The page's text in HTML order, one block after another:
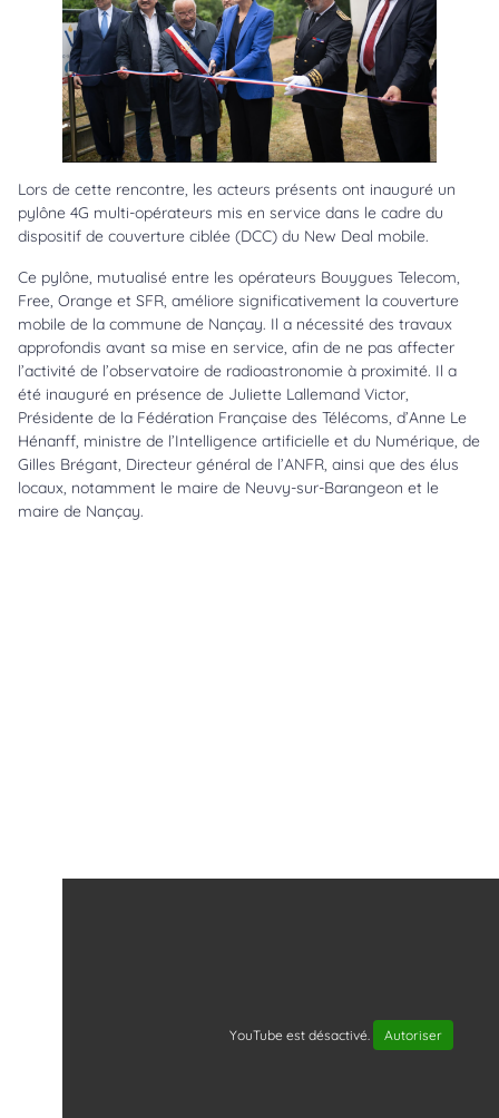
Lors de cette rencontre, les acteurs présents ont inauguré un
pylône 4G multi-opérateurs mis en service dans le cadre du
dispositif de couverture ciblée (DCC) du New Deal mobile.
Ce pylône, mutualisé entre les opérateurs Bouygues Telecom,
Free, Orange et SFR, améliore significativement la couverture
mobile de la commune de Nançay. Il a nécessité des travaux
approfondis avant sa mise en service, afin de ne pas affecter
l’activité de l’observatoire de radioastronomie à proximité. Il a
été inauguré en présence de Juliette Lallemand Victor,
Présidente de la Fédération Française des Télécoms, d’Anne Le
Hénanff, ministre de l’Intelligence artificielle et du Numérique, de
Gilles Brégant, Directeur général de l’ANFR, ainsi que des élus
locaux, notamment le maire de Neuvy-sur-Barangeon et le
maire de Nançay.
YouTube est désactivé. Autoriser